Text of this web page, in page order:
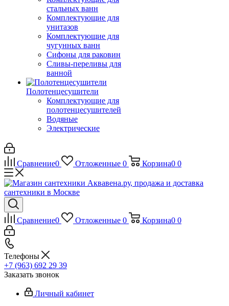
стальных ванн
Комплектующие для
унитазов
Комплектующие для
чугунных ванн
Сифоны для раковин
Сливы-переливы для
ванной
Полотенцесушители
Комплектующие для
полотенцесушителей
Водяные
Электрические
Сравнение0 Отложенные 0 Корзина0 0
Сравнение0 Отложенные 0 Корзина0 0
Телефоны
+7 (963) 692 29 39
Заказать звонок
Личный кабинет